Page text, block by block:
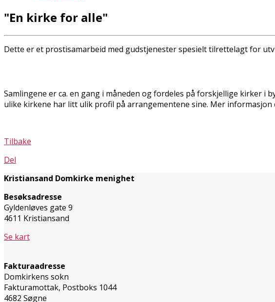
"En kirke for alle"
Dette er et prostisamarbeid med gudstjenester spesielt tilrettelagt for
Samlingene er ca. en gang i måneden og fordeles på forskjellige kirker
ulike kirkene har litt ulik profil på arrangementene sine. ​Mer
Tilbake
Del
Kristiansand Domkirke menighet
Besøksadresse
Gyldenløves gate 9
4611 Kristiansand
Se kart
Fakturaadresse
Domkirkens sokn
Fakturamottak, Postboks 1044
4682 Søgne